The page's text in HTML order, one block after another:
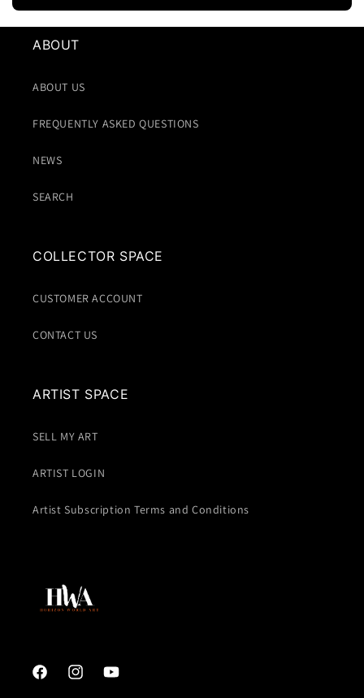
ABOUT
ABOUT US
FREQUENTLY ASKED QUESTIONS
NEWS
SEARCH
COLLECTOR SPACE
CUSTOMER ACCOUNT
CONTACT US
ARTIST SPACE
SELL MY ART
ARTIST LOGIN
Artist Subscription Terms and Conditions
FacebookInstagramYouTube